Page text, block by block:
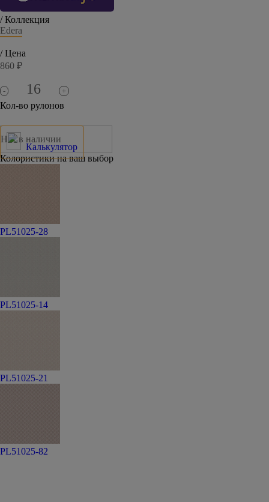
/ Коллекция
Edera
/ Цена
860 ₽
- +
Кол-во рулонов
Калькулятор
Нет в наличии
Колористики на ваш выбор
PL51025-28
PL51025-14
PL51025-21
PL51025-82